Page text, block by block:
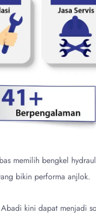
memilih bengkel
bikin performa anjlok.
kini dapat menjadi